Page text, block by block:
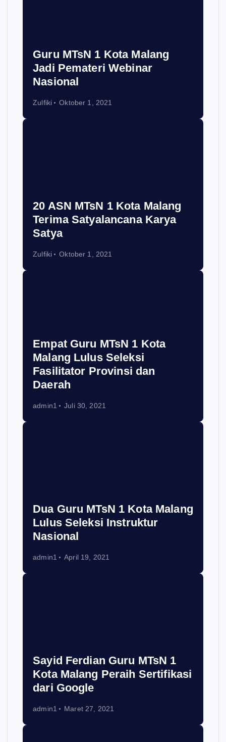
Guru MTsN 1 Kota Malang
Jadi Pemateri Webinar
Nasional
Zulfiki Oktober 1, 2021
20 ASN MTsN 1 Kota Malang
Terima Satyalancana Karya
Satya
Zulfiki Oktober 1, 2021
Empat Guru MTsN 1 Kota
Malang Lulus Seleksi
Fasilitator Provinsi dan
Daerah
admin1 Juli 30, 2021
Dua Guru MTsN 1 Kota Malang
Lulus Seleksi Instruktur
Nasional
admin1 April 19, 2021
Sayid Ferdian Guru MTsN 1
Kota Malang Peraih Sertifikasi
dari Google
admin1 Maret 27, 2021